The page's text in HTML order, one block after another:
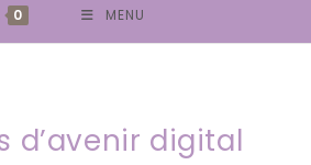
0 MENU
d’avenir digital